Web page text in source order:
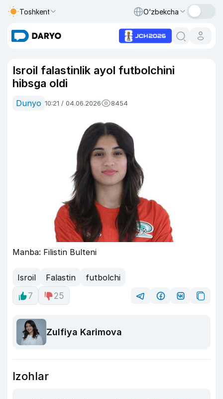
Toshkent O‘zbekcha
Isroil falastinlik ayol futbolchini
hibsga oldi
Dunyo 10:21 / 04.06.2026 8454
Manba: Filistin Bulteni
Isroil Falastin
futbolchi
7
25
Zulfiya Karimova
Izohlar